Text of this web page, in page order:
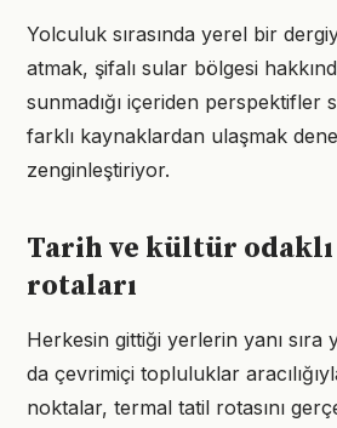
Yolculuk sırasında yerel bir
atmak, şifalı sular bölgesi
sunmadığı içeriden perspektifler
farklı kaynaklardan ulaşmak
zenginleştiriyor.
Tarih ve kültür
rotaları
Herkesin gittiği yerlerin yanı sıra
da çevrimiçi topluluklar
noktalar, termal tatil rotasını